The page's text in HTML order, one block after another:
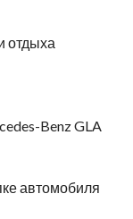
отдыха
Benz GLA
автомобиля